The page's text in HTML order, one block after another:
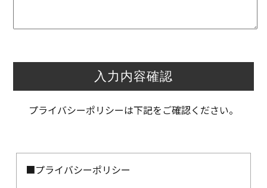
プライバシーポリシーは下記をご確認ください。
■プライバシーポリシー